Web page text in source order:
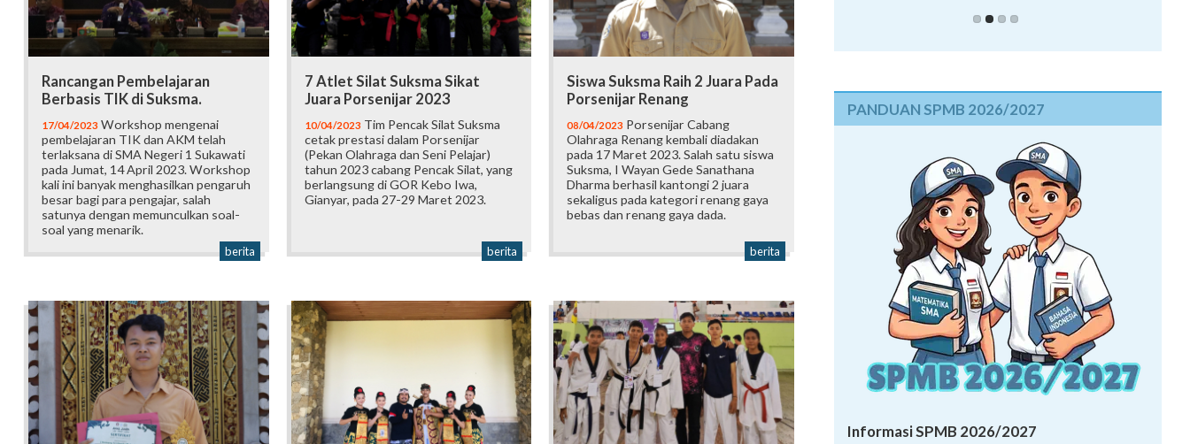
Rancangan Pembelajaran
Berbasis TIK di Suksma.
17/04/2023 Workshop mengenai
pembelajaran TIK dan AKM telah
terlaksana di SMA Negeri 1 Sukawati
pada Jumat, 14 April 2023. Workshop
kali ini banyak menghasilkan pengaruh
besar bagi para pengajar, salah
satunya dengan memunculkan soal-
soal yang menarik.
berita
7 Atlet Silat Suksma Sikat
Juara Porsenijar 2023
10/04/2023 Tim Pencak Silat Suksma
cetak prestasi dalam Porsenijar
(Pekan Olahraga dan Seni Pelajar)
tahun 2023 cabang Pencak Silat, yang
berlangsung di GOR Kebo Iwa,
Gianyar, pada 27-29 Maret 2023.
berita
Siswa Suksma Raih 2 Juara Pada
Porsenijar Renang
08/04/2023 Porsenijar Cabang
Olahraga Renang kembali diadakan
pada 17 Maret 2023. Salah satu siswa
Suksma, I Wayan Gede Sanathana
Dharma berhasil kantongi 2 juara
sekaligus pada kategori renang gaya
bebas dan renang gaya dada.
berita
PANDUAN SPMB 2026/2027
Informasi SPMB 2026/2027